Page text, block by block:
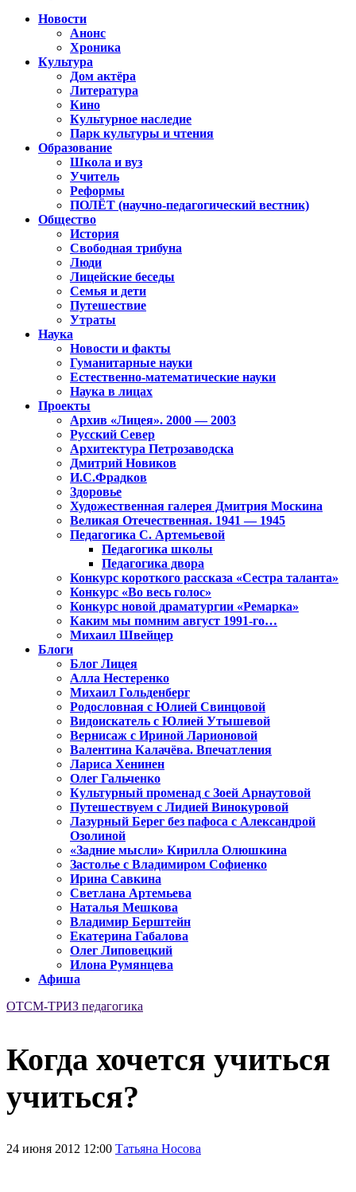
Новости
Анонс
Хроника
Культура
Дом актёра
Литература
Кино
Культурное наследие
Парк культуры и чтения
Образование
Школа и вуз
Учитель
Реформы
ПОЛЁТ (научно-педагогический вестник)
Общество
История
Свободная трибуна
Люди
Лицейские беседы
Семья и дети
Путешествие
Утраты
Наука
Новости и факты
Гуманитарные науки
Естественно-математические науки
Наука в лицах
Проекты
Архив «Лицея». 2000 — 2003
Русский Север
Архитектура Петрозаводска
Дмитрий Новиков
И.С.Фрадков
Здоровье
Художественная галерея Дмитрия Москина
Великая Отечественная. 1941 — 1945
Педагогика С. Артемьевой
Педагогика школы
Педагогика двора
Конкурс короткого рассказа «Сестра таланта»
Конкурс «Во весь голос»
Конкурс новой драматургии «Ремарка»
Каким мы помним август 1991-го…
Михаил Швейцер
Блоги
Блог Лицея
Алла Нестеренко
Михаил Гольденберг
Родословная с Юлией Свинцовой
Видоискатель с Юлией Утышевой
Вернисаж с Ириной Ларионовой
Валентина Калачёва. Впечатления
Лариса Хенинен
Олег Гальченко
Культурный променад с Зоей Арнаутовой
Путешествуем с Лидией Винокуровой
Лазурный Берег без пафоса с Александрой
Озолиной
«Задние мысли» Кирилла Олюшкина
Застолье с Владимиром Софиенко
Ирина Савкина
Светлана Артемьева
Наталья Мешкова
Владимир Берштейн
Екатерина Габалова
Олег Липовецкий
Илона Румянцева
Афиша
ОТСМ-ТРИЗ педагогика
Когда хочется учиться
учиться?
24 июня 2012 12:00 Татьяна Носова